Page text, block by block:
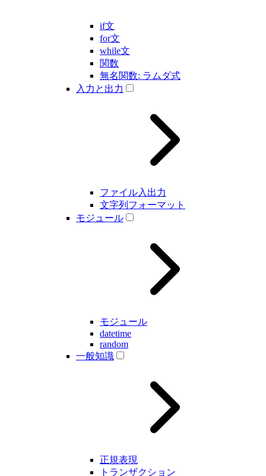
if文
for文
while文
関数
無名関数: ラムダ式
入力と出力
ファイル入出力
文字列フォーマット
モジュール
モジュール
datetime
random
一般知識
正規表現
トランザクション